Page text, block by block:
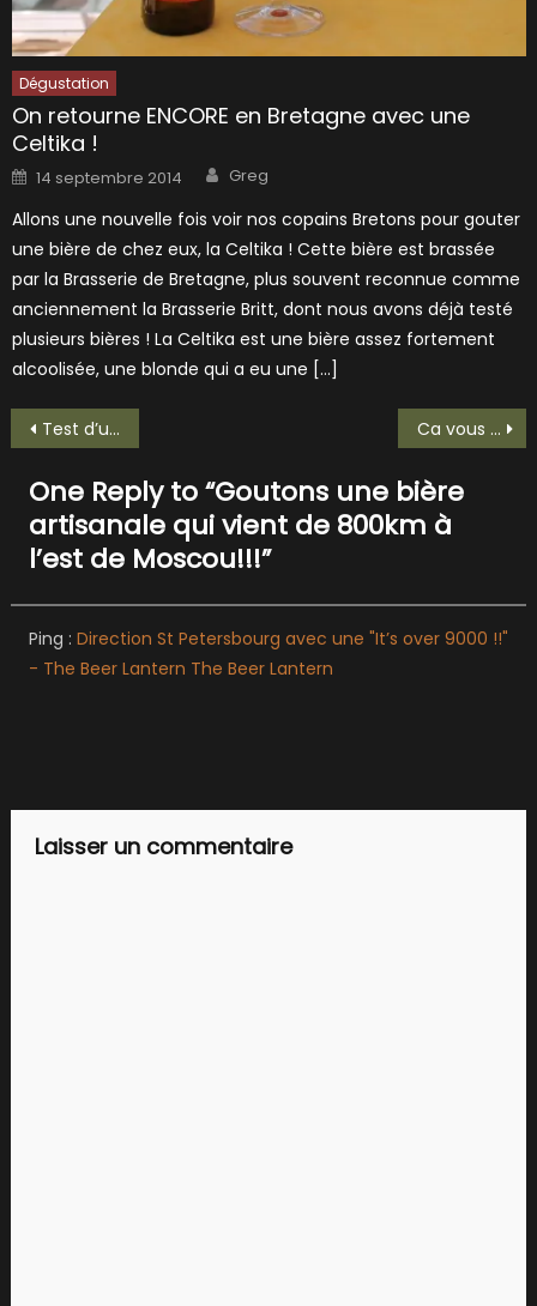
Dégustation
On retourne ENCORE en Bretagne avec une
Celtika !
Posted
on
14 septembre 2014 Author
Greg
Allons une nouvelle fois voir nos copains Bretons pour gouter
une bière de chez eux, la Celtika ! Cette bière est brassée
par la Brasserie de Bretagne, plus souvent reconnue comme
anciennement la Brasserie Britt, dont nous avons déjà testé
plusieurs bières ! La Celtika est une bière assez fortement
alcoolisée, une blonde qui a eu une […]
Navigation
de
l’article
Test d’une nouvelle bière Marseillaise de nos amis de la plaine: La Violette!! Ca vous dit d’aller au Togo gouter une Flag?
One Reply to “Goutons une bière
artisanale qui vient de 800km à
l’est de Moscou!!!”
Ping : Direction St Petersbourg avec une "It’s over 9000 !!"
- The Beer Lantern The Beer Lantern
Laisser un commentaire